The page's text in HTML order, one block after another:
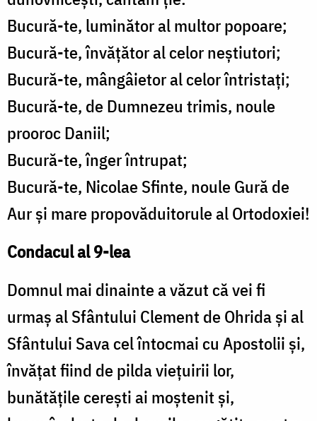
Bucură-te, luminător al multor popoare;
Bucură-te, învăţător al celor neştiutori;
Bucură-te, mângâietor al celor întristaţi;
Bucură-te, de Dumnezeu trimis, noule
prooroc Daniil;
Bucură-te, înger întrupat;
Bucură-te, Nicolae Sfinte, noule Gură de
Aur şi mare propovăduitorule al Ortodoxiei!
Condacul al 9-lea
Domnul mai dinainte a văzut că vei fi
urmaş al Sfântului Clement de Ohrida şi al
Sfântului Sava cel întocmai cu Apostolii şi,
învăţat fiind de pilda vieţuirii lor,
bunătăţile cereşti ai moştenit şi,